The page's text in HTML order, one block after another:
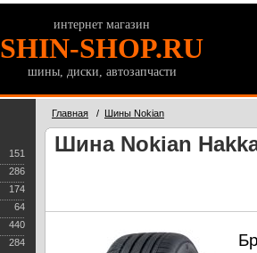
интернет магазин
SHIN-SHOP.RU
шины, диски, автозапчасти
151
286
174
64
440
284
Главная / Шины Nokian
Шина Nokian